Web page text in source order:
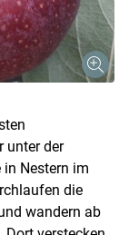
unter der
in Nestern im
die
wandern ab